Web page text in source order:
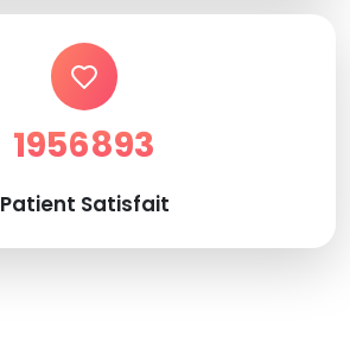
1956893
Patient Satisfait